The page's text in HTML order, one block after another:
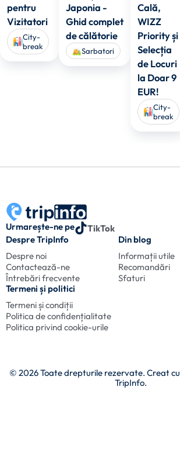
pentru
Vizitatori
City-
break
Japonia -
Ghid complet
de călătorie
Sarbatori
Cală,
WIZZ
Priority și
Selecția
de Locuri
la Doar 9
EUR!
City-
break
Urmarește-ne pe
TikTok
Despre TripInfo
Despre noi
Contactează-ne
Întrebări frecvente
Din blog
Informații utile
Recomandări
Sfaturi
Termeni și politici
Termeni și condiții
Politica de confidențialitate
Politica privind cookie-urile
© 2026 Toate drepturile rezervate. Creat cu
TripInfo.